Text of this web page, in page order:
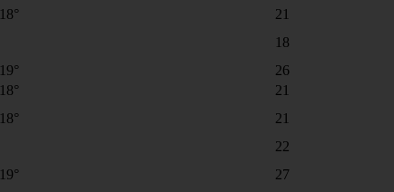
18° 21
18
19° 26
18° 21
18° 21
22
19° 27